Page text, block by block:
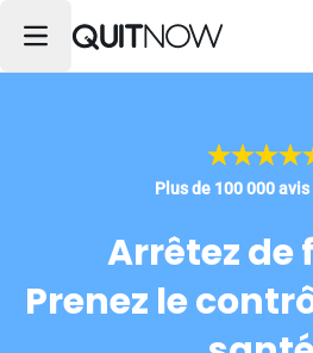
Plus de 100 000
Arrêtez de
Prenez le